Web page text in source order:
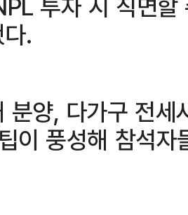
.
분양, 다가구 전
이 풍성해 참석자